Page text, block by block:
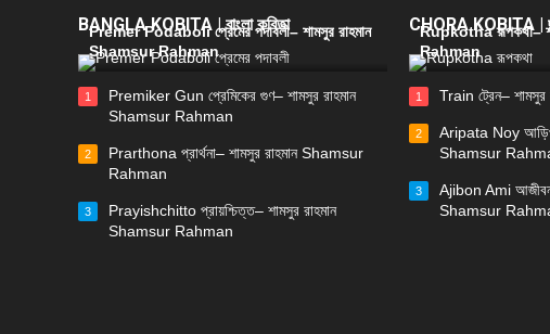
BANGLA KOBITA | বাংলা কবিতা
Premer Podaboli প্রেমের পদাবলী– শামসুর রাহমান
Shamsur Rahman
1
Premiker Gun প্রেমিকের গুণ– শামসুর রাহমান
Shamsur Rahman
2
Prarthona প্রার্থনা– শামসুর রাহমান Shamsur
Rahman
3
Prayishchitto প্রায়শ্চিত্ত– শামসুর রাহমান
Shamsur Rahman
CHORA KOBITA |
Rupkotha রূপকথা–
Rahman
1 Train ট্রেন–
2
Aripata Noy
Shamsur
3
Ajibon Ami আজীবন
Shamsur